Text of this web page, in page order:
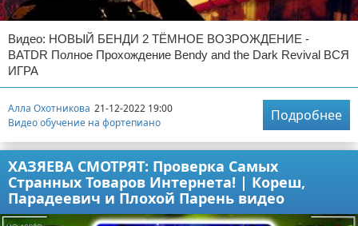
Видео: НОВЫЙ БЕНДИ 2 ТЁМНОЕ ВОЗРОЖДЕНИЕ -
BATDR Полное Прохождение Bendy and the Dark Revival ВСЯ
ИГРА
Алла Охотникова 21-12-2022 19:00
Видео обучение на фортепиано
Подробнее
ХАЗЯЕВА СМОТРЯТ: Проверка Самых
Странных Товаров Интернета! | Кореш,
Парадеевич и Плохой Парень видео